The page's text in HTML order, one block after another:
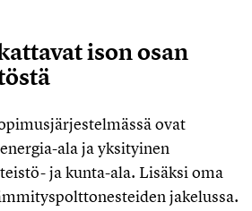
ison osan
ovat
ala ja yksityinen
ja kunta-ala. Lisäksi oma
jakelussa.